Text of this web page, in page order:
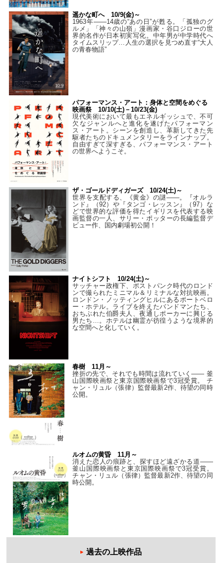
遥かな町へ 10/9(金)～
1963年――14歳の“あの日”が甦る。「孤独のグ
ルメ」「神々の山嶺」漫画家・谷口ジローの世
界的名作が日本初実写化。中年男が中学時代へ
タイムスリップ…人生の選択を見つめ直す“大人
の青春物語”
パフォーマンス・アート：身体と空間をめぐる
映画祭 10/10(土)－10/23(金)
現代美術において最もエネルギッシュで、不可
欠なジャンルへと進化を遂げたパフォーマン
ス・アート。シーンを創造し、革新してきた先
駆者たちのドキュメンタリーをラインナップ。
自由すぎて深すぎる、パフォーマンス・アート
の世界へようこそ。
ザ・ゴールドディガーズ 10/24(土)～
世界を支配する、《黄金》の謎――。『オルラ
ンド』（92）や『タンゴ・レッスン』（97）な
どで世界的な評価を得たイギリスを代表する映
画監督の一人、サリー・ポッターの長編監督デ
ビュー作、国内劇場初公開！
ナイトシフト 10/24(土)～
サッチャー政権下、ポストパンク時代のロンド
ンで撮られたミニマル＆リミナルな対抗映画。
ロンドン・ノッティングヒルにあるポートベロ
ー・ホテル。ライブを終えたバンドマンたち、
おちぶれた伯爵夫人、夜通しポーカーに興じる
男たち…。ホテルは幽霊が彷徨うような境界的
な空間へと化していく。
春樹 11月～
挫折の先で、それでも時間は流れていく—— 釜
山国際映画祭と東京国際映画祭で3冠受賞。 チ
ャン・リュル（張律）監督最新2作、待望の同時
公開。
ルオムの黄昏 11月～
消えた恋人の痕跡と、探すほど遠ざかる道——
釜山国際映画祭と東京国際映画祭で3冠受賞。
チャン・リュル（張律）監督最新2作、待望の同
時公開。
過去の上映作品